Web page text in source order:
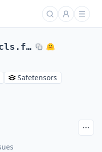
mvitv2_huge_cls.fb_inw21k
Safetensors